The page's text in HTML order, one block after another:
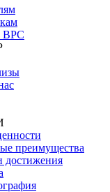
BPC
преимущества
достижения